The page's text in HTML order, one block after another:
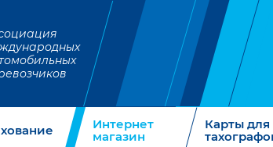
Интернет
магазин
Карты для